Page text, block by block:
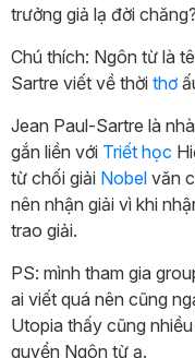
trưởng giả lạ đời chăng?
Chú thích: Ngôn từ là
Sartre viết về thời thơ
Jean Paul-Sartre là
gắn liền với Triết học
từ chối giải Nobel văn
nên nhận giải vì khi
trao giải.
PS: mình tham gia
ai viết quá nên cũng
Utopia thấy cũng
quyển Ngôn từ ạ.